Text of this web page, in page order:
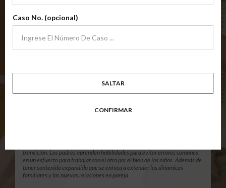
Objetivo: divorciarse, separarse, padres nunca casados o para padres que buscan una
Resumen Detallado De La Clase
Compartida/Divorcio Plus(+)
Clase De Crianza Compartida
transición. Los padres aprenden habilidades para evitar errores comunes
en un esfuerzo para trabajar con el otro por el bien de los niños. Además de
tener contenido expandido que se enfoca a extender las dinámicas
familiares y las nuevas relaciones en pareja.
archivo
Caso No. (opcional)
SALTAR
CONFIRMAR